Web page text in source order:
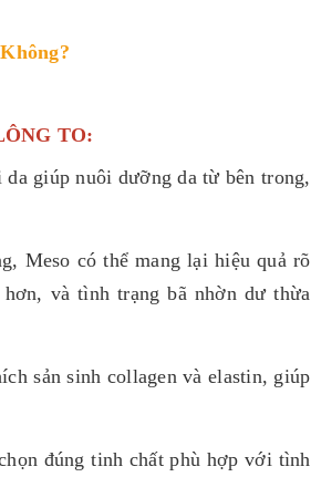
TO:
giúp nuôi dưỡng da từ bên trong,
Meso có thể mang lại hiệu quả rõ
và tình trạng bã nhờn dư thừa
sản sinh collagen và elastin, giúp
đúng tinh chất phù hợp với tình